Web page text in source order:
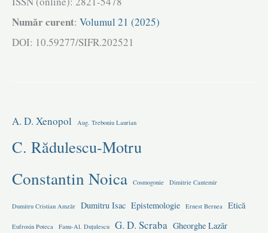
Număr curent: Volumul 21 (2025)
DOI: 10.59277/SIFR.202521
A. D. Xenopol Aug. Treboniu Laurian
C. Rădulescu-Motru
Constantin Noica Cosmogonie Dimitrie Cantemir
Dumitru Cristian Amzăr Dumitru Isac Epistemologie Ernest Bernea Etică
Eufrosin Poteca Fanu-Al. Duțulescu G. D. Scraba Gheorghe Lazăr